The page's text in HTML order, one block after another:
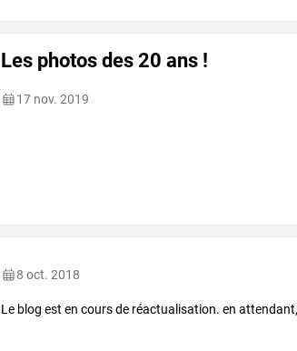
Les photos des 20 ans !
17 nov. 2019
8 oct. 2018
Le blog est en cours de réactualisation. en